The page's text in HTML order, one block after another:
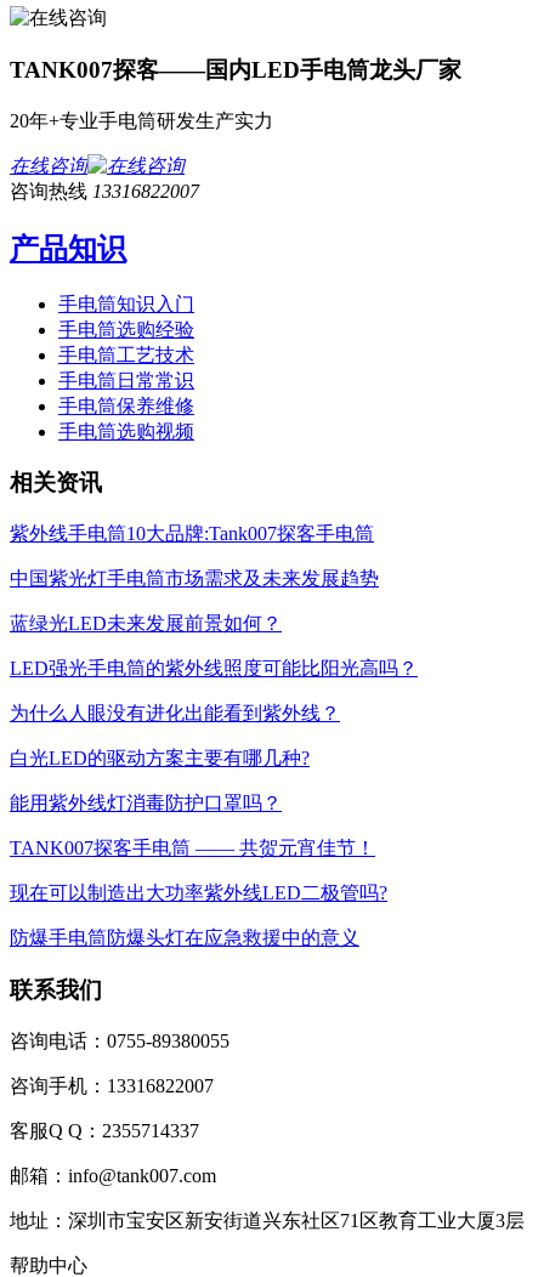
TANK007探客——国内LED手电筒龙头厂家
20年+专业手电筒研发生产实力
在线咨询
咨询热线 13316822007
产品知识
手电筒知识入门
手电筒选购经验
手电筒工艺技术
手电筒日常常识
手电筒保养维修
手电筒选购视频
相关资讯
紫外线手电筒10大品牌:Tank007探客手电筒
中国紫光灯手电筒市场需求及未来发展趋势
蓝绿光LED未来发展前景如何？
LED强光手电筒的紫外线照度可能比阳光高吗？
为什么人眼没有进化出能看到紫外线？
白光LED的驱动方案主要有哪几种?
能用紫外线灯消毒防护口罩吗？
TANK007探客手电筒 —— 共贺元宵佳节！
现在可以制造出大功率紫外线LED二极管吗?
防爆手电筒防爆头灯在应急救援中的意义
联系我们
咨询电话：0755-89380055
咨询手机：13316822007
客服Q Q：2355714337
邮箱：info@tank007.com
地址：深圳市宝安区新安街道兴东社区71区教育工业大厦3层
帮助中心